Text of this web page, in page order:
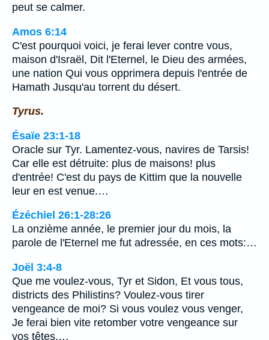
peut se calmer.
Amos 6:14
C'est pourquoi voici, je ferai lever contre vous,
maison d'Israël, Dit l'Eternel, le Dieu des armées,
une nation Qui vous opprimera depuis l'entrée de
Hamath Jusqu'au torrent du désert.
Tyrus.
Ésaïe 23:1-18
Oracle sur Tyr. Lamentez-vous, navires de Tarsis!
Car elle est détruite: plus de maisons! plus
d'entrée! C'est du pays de Kittim que la nouvelle
leur en est venue.…
Ézéchiel 26:1-28:26
La onzième année, le premier jour du mois, la
parole de l'Eternel me fut adressée, en ces mots:…
Joël 3:4-8
Que me voulez-vous, Tyr et Sidon, Et vous tous,
districts des Philistins? Voulez-vous tirer
vengeance de moi? Si vous voulez vous venger,
Je ferai bien vite retomber votre vengeance sur
vos têtes.…